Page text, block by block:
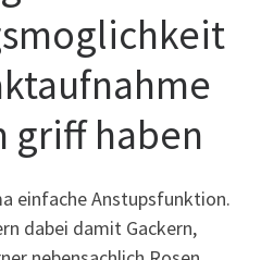
griff haben
einfache Anstupsfunktion.
dabei damit Gackern,